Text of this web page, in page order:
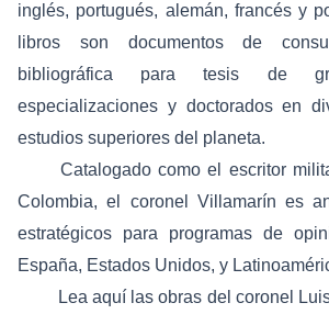
inglés, portugués, alemán, francés y
libros son documentos de
bibliográfica para tesis de
especializaciones y doctorados en
estudios superiores del planeta.
Catalogado como el escritor
Colombia, el coronel Villamarín es
estratégicos para programas de
España, Estados Unidos, y
Leaaquí las obras del coronel